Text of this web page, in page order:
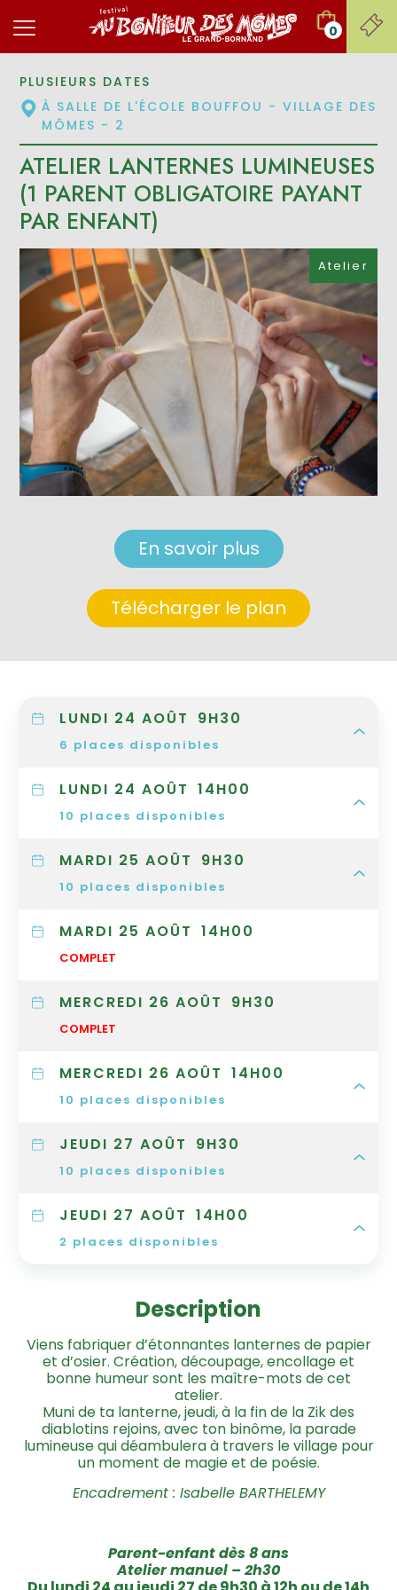
0
Télécharger le plan
En savoir plus
Atelier
PLUSIEURS DATES
À SALLE DE L'ÉCOLE BOUFFOU - VILLAGE DES
MÔMES - 2
ATELIER LANTERNES LUMINEUSES
(1 PARENT OBLIGATOIRE PAYANT
PAR ENFANT)
LUNDI 24 AOÛT 9H30
6 places disponibles
LUNDI 24 AOÛT 14H00
10 places disponibles
MARDI 25 AOÛT 9H30
10 places disponibles
MARDI 25 AOÛT 14H00
COMPLET
MERCREDI 26 AOÛT 9H30
COMPLET
MERCREDI 26 AOÛT 14H00
10 places disponibles
JEUDI 27 AOÛT 9H30
10 places disponibles
JEUDI 27 AOÛT 14H00
2 places disponibles
Description
Viens fabriquer d’étonnantes lanternes de papier
et d’osier. Création, découpage, encollage et
bonne humeur sont les maître-mots de cet
atelier.
Muni de ta lanterne, jeudi, à la fin de la Zik des
diablotins rejoins, avec ton binôme, la parade
lumineuse qui déambulera à travers le village pour
un moment de magie et de poésie.
Encadrement : Isabelle BARTHELEMY
Parent-enfant dès 8 ans
Atelier manuel – 2h30